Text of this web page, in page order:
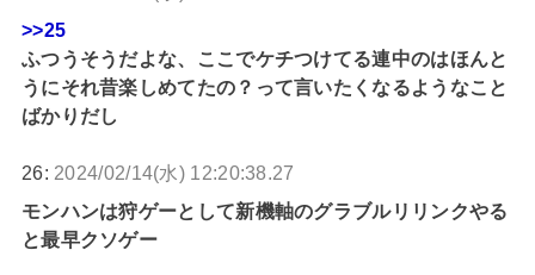
>>25
ふつうそうだよな、ここでケチつけてる連中のはほんと
うにそれ昔楽しめてたの？って言いたくなるようなこと
ばかりだし
26: 2024/02/14(水) 12:20:38.27
モンハンは狩ゲーとして新機軸のグラブルリリンクやる
と最早クソゲー